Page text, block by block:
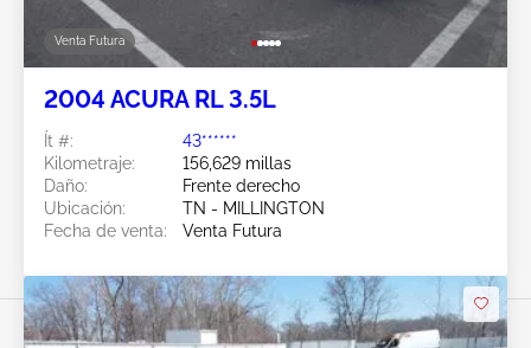
Venta Futura
2004 ACURA RL 3.5L
Ít #:
43******
Kilometraje:
156,629 millas
Daño:
Frente derecho
Ubicación:
TN - MILLINGTON
Fecha de venta:
Venta Futura